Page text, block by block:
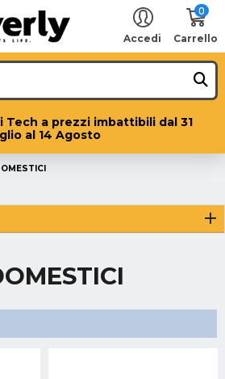
Accedi
0
Carrello
a prezzi imbattibili dal 31
al 14 Agosto